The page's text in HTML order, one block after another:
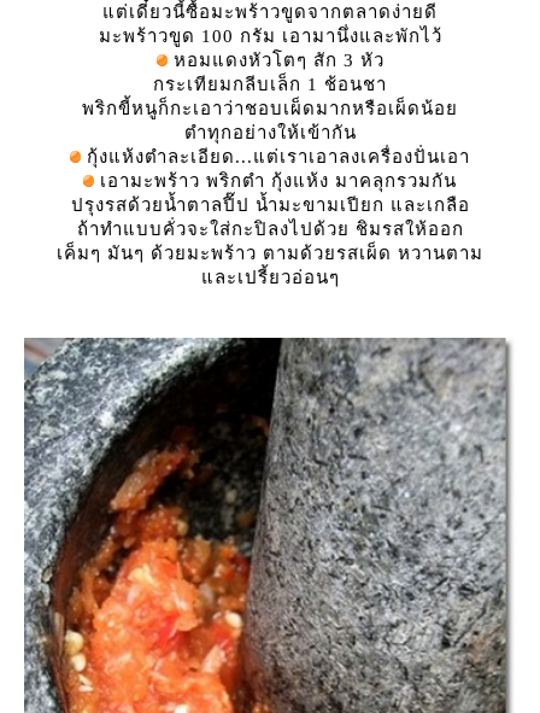
ต่เดี๋ยวนี้ซื้อมะพร้าวขูดจากตลาดง่ายดี
มะพร้าวขูด 100 กรัม เอามานึ่งและพักไว้
หอมแดงหัวโตๆ สัก 3 หัว
กระเทียมกลีบเล็ก 1 ช้อนชา
พริกขี้หนูก็กะเอาว่าชอบเผ็ดมากหรือเผ็ดน้อ
ตำทุกอย่างให้เข้ากัน
กุ้งแห้งตำละเอียด...แต่เราเอาลงเครื่องปั่นเอา
เอามะพร้าว พริกตำ กุ้งแห้ง มาคลุกรวมกัน
ปรุงรสด้วยน้ำตาลปี๊ป น้ำมะขามเปียก และเกลือ
ถ้าทำแบบคั่วจะใส่กะปิลงไปด้วย ชิมรสให้ออก
เค็มๆ มันๆ ด้วยมะพร้าว ตามด้วยรสเผ็ด หวานตาม
ละเปรี้ยวอ่อนๆ